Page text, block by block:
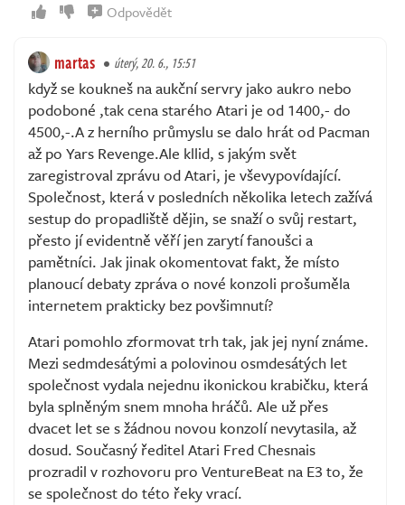
Odpovědět
martas úterý, 20. 6., 15:51
když se koukneš na aukční servry jako aukro nebo
podoboné ,tak cena starého Atari je od 1400,- do
4500,-.A z herního průmyslu se dalo hrát od Pacman
až po Yars Revenge.Ale kllid, s jakým svět
zaregistroval zprávu od Atari, je vševypovídající.
Společnost, která v posledních několika letech zažívá
sestup do propadliště dějin, se snaží o svůj restart,
přesto jí evidentně věří jen zarytí fanoušci a
pamětníci. Jak jinak okomentovat fakt, že místo
planoucí debaty zpráva o nové konzoli prošuměla
internetem prakticky bez povšimnutí?
Atari pomohlo zformovat trh tak, jak jej nyní známe.
Mezi sedmdesátými a polovinou osmdesátých let
společnost vydala nejednu ikonickou krabičku, která
byla splněným snem mnoha hráčů. Ale už přes
dvacet let se s žádnou novou konzolí nevytasila, až
dosud. Současný ředitel Atari Fred Chesnais
prozradil v rozhovoru pro VentureBeat na E3 to, že
se společnost do této řeky vrací.